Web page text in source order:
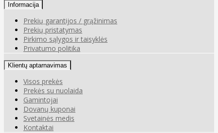
Informacija
Prekių garantijos / grąžinimas
Prekių pristatymas
Pirkimo sąlygos ir taisyklės
Privatumo politika
Klientų aptarnavimas
Visos prekės
Prekės su nuolaida
Gamintojai
Dovanų kuponai
Svetainės medis
Kontaktai